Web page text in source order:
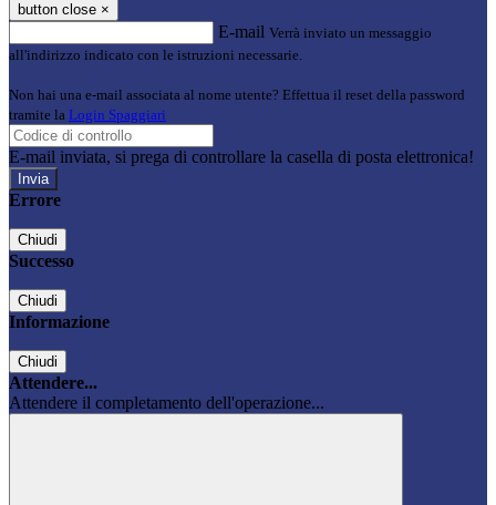
button close ×
E-mail Verrà inviato un messaggio
all'indirizzo indicato con le istruzioni necessarie.
Non hai una e-mail associata al nome utente? Effettua il reset della password
tramite la Login Spaggiari
E-mail inviata, si prega di controllare la casella di posta elettronica!
Errore
Chiudi
Successo
Chiudi
Informazione
Chiudi
Attendere...
Attendere il completamento dell'operazione...